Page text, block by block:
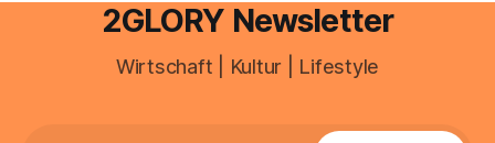
2GLORY Newsletter
Wirtschaft | Kultur | Lifestyle